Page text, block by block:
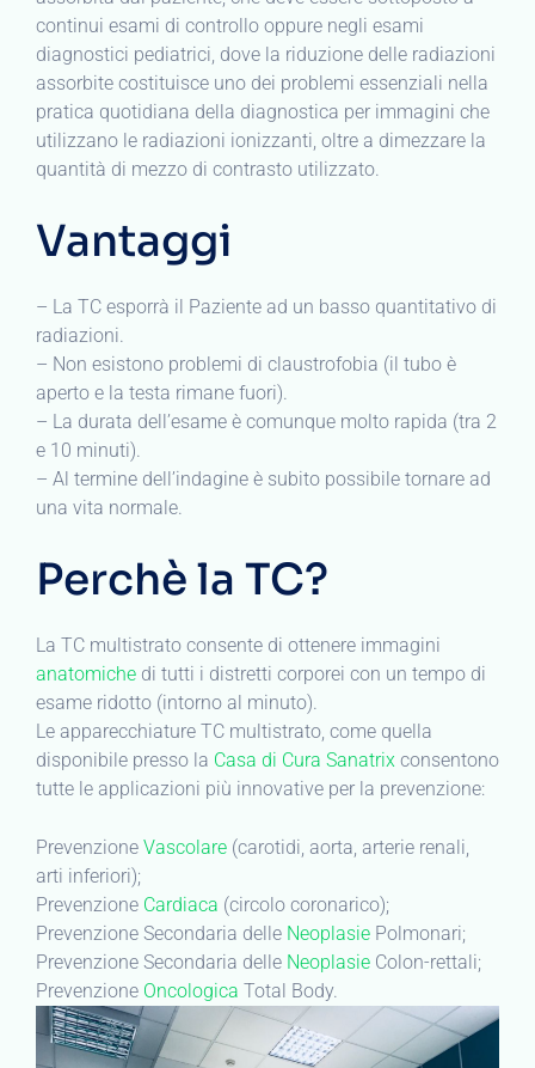
continui esami di controllo oppure negli esami
diagnostici pediatrici, dove la riduzione delle radiazioni
assorbite costituisce uno dei problemi essenziali nella
pratica quotidiana della diagnostica per immagini che
utilizzano le radiazioni ionizzanti, oltre a dimezzare la
quantità di mezzo di contrasto utilizzato.
Vantaggi
– La TC esporrà il Paziente ad un basso quantitativo di
radiazioni.
– Non esistono problemi di claustrofobia (il tubo è
aperto e la testa rimane fuori).
– La durata dell’esame è comunque molto rapida (tra 2
e 10 minuti).
– Al termine dell’indagine è subito possibile tornare ad
una vita normale.
Perchè la TC?
La TC multistrato consente di ottenere immagini
anatomiche di tutti i distretti corporei con un tempo di
esame ridotto (intorno al minuto).
Le apparecchiature TC multistrato, come quella
disponibile presso la Casa di Cura Sanatrix consentono
tutte le applicazioni più innovative per la prevenzione:
Prevenzione Vascolare (carotidi, aorta, arterie renali,
arti inferiori);
Prevenzione Cardiaca (circolo coronarico);
Prevenzione Secondaria delle Neoplasie Polmonari;
Prevenzione Secondaria delle Neoplasie Colon-rettali;
Prevenzione Oncologica Total Body.